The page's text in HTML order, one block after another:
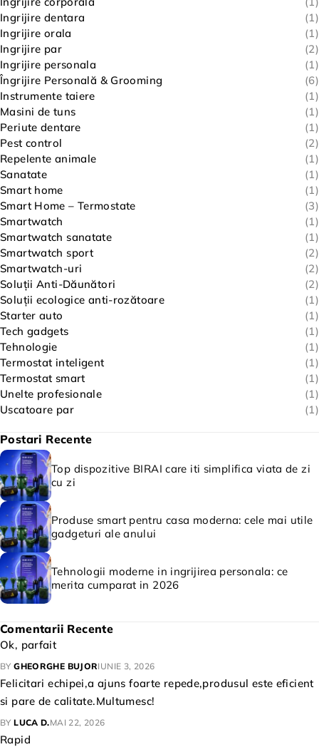
Ingrijire dentara
(1)
Ingrijire orala
(1)
Ingrijire par
(2)
Ingrijire personala
(1)
Îngrijire Personală & Grooming
(6)
Instrumente taiere
(1)
Masini de tuns
(1)
Periute dentare
(1)
Pest control
(2)
Repelente animale
(1)
Sanatate
(1)
Smart home
(1)
Smart Home – Termostate
(3)
Smartwatch
(1)
Smartwatch sanatate
(1)
Smartwatch sport
(2)
Smartwatch-uri
(2)
Soluții Anti-Dăunători
(2)
Soluții ecologice anti-rozătoare
(1)
Starter auto
(1)
Tech gadgets
(1)
Tehnologie
(1)
Termostat inteligent
(1)
Termostat smart
(1)
Unelte profesionale
(1)
Uscatoare par
(1)
Postari Recente
Top dispozitive BIRAI care iti simplifica viata de zi
cu zi
Produse smart pentru casa moderna: cele mai utile
gadgeturi ale anului
Tehnologii moderne in ingrijirea personala: ce
merita cumparat in 2026
Comentarii Recente
Ok, parfait
BY GHEORGHE BUJORIUNIE 3, 2026
Felicitari echipei,a ajuns foarte repede,produsul este eficient
si pare de calitate.Multumesc!
BY LUCA D.MAI 22, 2026
Rapid